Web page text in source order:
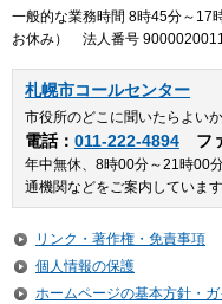
一般的な業務時間 8時45分～17
お休み） 法人番号
札幌市コールセンター
市役所のどこに聞いたらよい
電話： 011-222-4894 フ
年中無休、8時00分～21時00
通機関などをご案内しています
リンク・著作権・免責事項
個人情報の保護
ホームページの基本方針・